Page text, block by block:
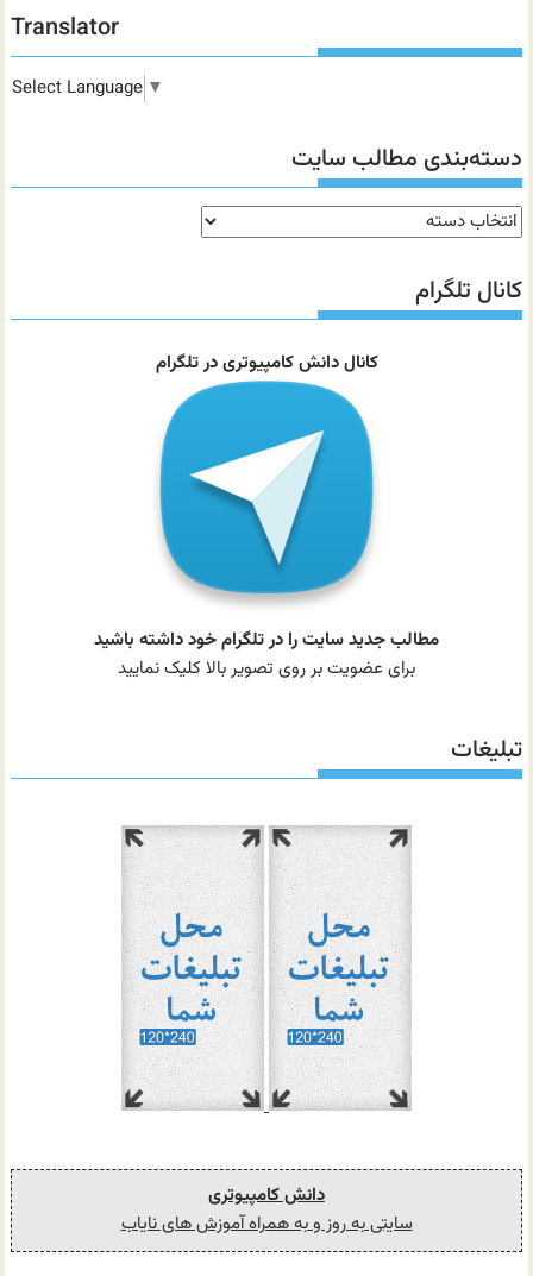
Translator
Select Language ▼
دسته‌بندی مطالب سایت
دسته‌بندی
مطالب
سایت
کانال تلگرام
کانال دانش کامپیوتری در تلگرام
مطالب جدید سایت را در تلگرام خود داشته باشید
برای عضویت بر روی تصویر بالا کلیک نمایید
تبلیغات
دانش کامپیوتری
سایتی به روز و به همراه آموزش های نایاب